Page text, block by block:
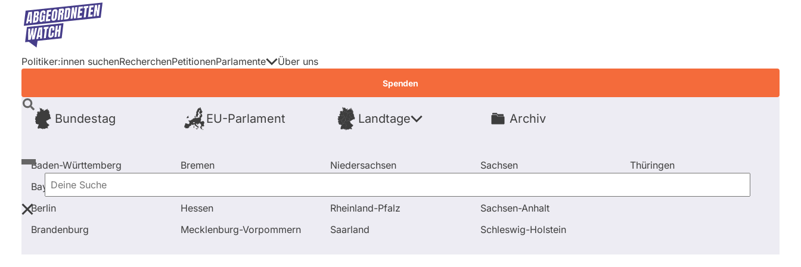
Direkt
Inhalt
Politiker:innen suchenRecherchenPetitionenParlamente
Bundestag EU-Parlament Landtage
Baden-Württemberg
Bayern
Berlin
Brandenburg
Bremen
Hessen
Mecklenburg-Vorpommern
Niedersachsen
Rheinland-Pfalz
Saarland
Sachsen
Sachsen-Anhalt
Schleswig-Holstein
Thüringen
Archiv
Über uns
Spenden
Deine
Suche
Startseite Frage stellen Thorsten Schwarz Fragen und Antworten